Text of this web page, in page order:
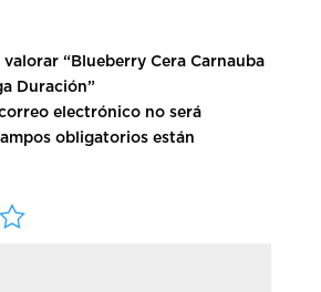
“Blueberry Cera Carnauba
Duración”
electrónico no será
obligatorios están